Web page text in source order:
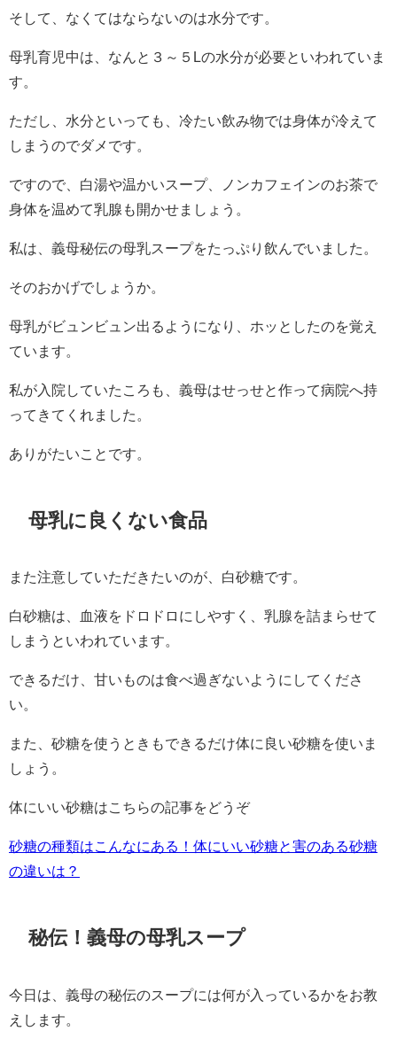
そして、なくてはならないのは水分です。
母乳育児中は、なんと３～５Lの水分が必要といわれていま
す。
ただし、水分といっても、冷たい飲み物では身体が冷えて
しまうのでダメです。
ですので、白湯や温かいスープ、ノンカフェインのお茶で
身体を温めて乳腺も開かせましょう。
私は、義母秘伝の母乳スープをたっぷり飲んでいました。
そのおかげでしょうか。
母乳がビュンビュン出るようになり、ホッとしたのを覚え
ています。
私が入院していたころも、義母はせっせと作って病院へ持
ってきてくれました。
ありがたいことです。
母乳に良くない食品
また注意していただきたいのが、白砂糖です。
白砂糖は、血液をドロドロにしやすく、乳腺を詰まらせて
しまうといわれています。
できるだけ、甘いものは食べ過ぎないようにしてくださ
い。
また、砂糖を使うときもできるだけ体に良い砂糖を使いま
しょう。
体にいい砂糖はこちらの記事をどうぞ
砂糖の種類はこんなにある！体にいい砂糖と害のある砂糖
の違いは？
秘伝！義母の母乳スープ
今日は、義母の秘伝のスープには何が入っているかをお教
えします。